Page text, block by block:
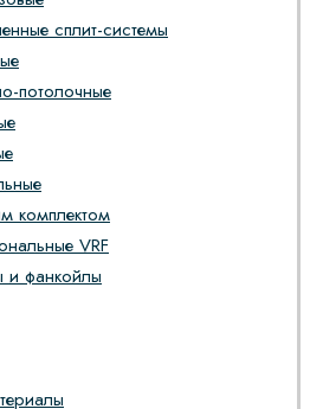
сплит-системы
потолочные
комплектом
VRF
и фанкойлы